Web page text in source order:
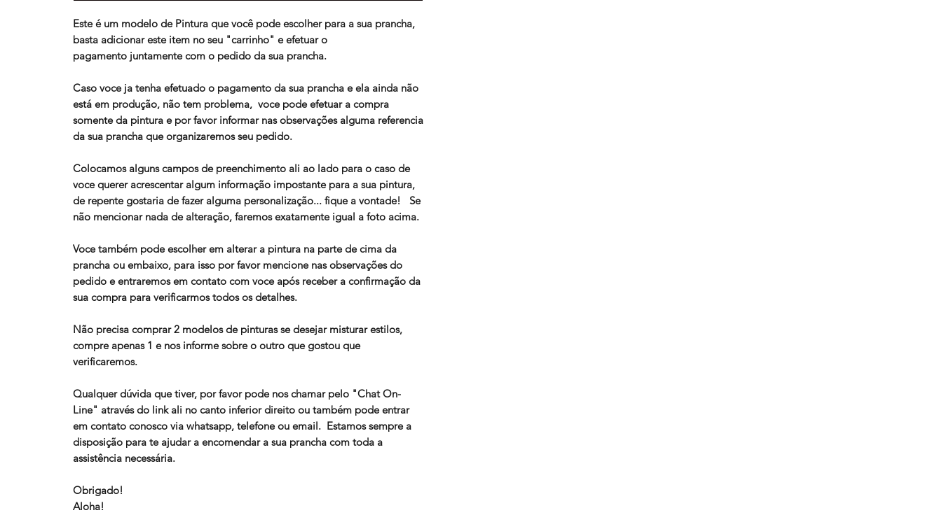
Este é um modelo de Pintura que você pode escolher para a sua prancha,
basta adicionar este item no seu "carrinho" e efetuar o
pagamento juntamente com o pedido da sua prancha.
Caso voce ja tenha efetuado o pagamento da sua prancha e ela ainda não
está em produção, não tem problema, voce pode efetuar a compra
somente da pintura e por favor informar nas observações alguma referencia
da sua prancha que organizaremos seu pedido.
Colocamos alguns campos de preenchimento ali ao lado para o caso de
voce querer acrescentar algum informação impostante para a sua pintura,
de repente gostaria de fazer alguma personalização... fique a vontade! Se
não mencionar nada de alteração, faremos exatamente igual a foto acima.
Voce também pode escolher em alterar a pintura na parte de cima da
prancha ou embaixo, para isso por favor mencione nas observações do
pedido e entraremos em contato com voce após receber a confirmação da
sua compra para verificarmos todos os detalhes.
Não precisa comprar 2 modelos de pinturas se desejar misturar estilos,
compre apenas 1 e nos informe sobre o outro que gostou que
verificaremos.
Qualquer dúvida que tiver, por favor pode nos chamar pelo "Chat On-
Line" através do link ali no canto inferior direito ou também pode entrar
em contato conosco via whatsapp, telefone ou email. Estamos sempre a
disposição para te ajudar a encomendar a sua prancha com toda a
assistência necessária.
Obrigado!
Aloha!